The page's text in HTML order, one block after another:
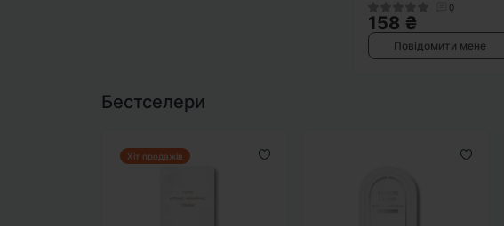
0
158 ₴
Повідомити мене
Бестселери
Хіт продажів